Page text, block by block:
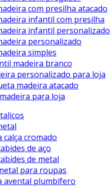
com presilha atacado
infantil com presilha
infantil personalizado
personalizado
simples
madeira branco
personalizado para loja
madeira atacado
para loja
calça cromado
de aço
de metal
para roupas
avental plumbífero